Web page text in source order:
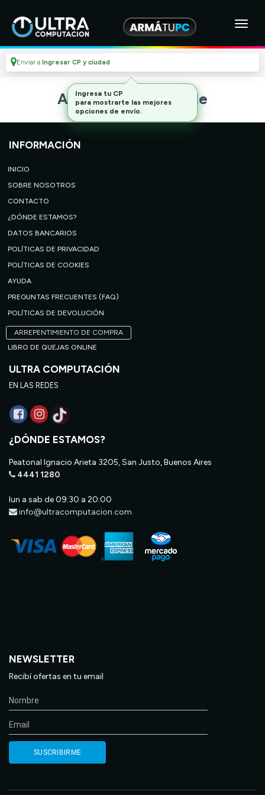
Enviar a Ingresar CP y ciudad
Artículo no disponible
INFORMACIÓN
INICIO
SOBRE NOSOTROS
CONTACTO
¿DÓNDE ESTAMOS?
DATOS BANCARIOS
POLÍTICAS DE PRIVACIDAD
POLÍTICAS DE COOKIES
AYUDA
PREGUNTAS FRECUENTES (FAQ)
POLÍTICAS DE DEVOLUCIÓN
ARREPENTIMIENTO DE COMPRA
LIBRO DE QUEJAS ONLINE
ULTRA COMPUTACIÓN
EN LAS REDES
¿DÓNDE ESTAMOS?
Peatonal Ignacio Arieta 3205, San Justo, Buenos Aires
4441 1280
lun a sab de 09:30 a 20:00
info@ultracomputacion.com
NEWSLETTER
Recibí ofertas en tu email
Ingresa tu CP
para mostrarte las mejores
opciones de envío.